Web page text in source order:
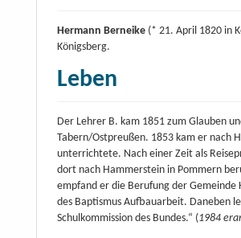
Hermann Berneike (* 21. April 1820 in
Königsberg.
Leben
Der Lehrer B. kam 1851 zum Glauben
Tabern/Ostpreußen. 1853 kam er nach
unterrichtete. Nach einer Zeit als
dort nach Hammerstein in Pommern
empfand er die Berufung der Gemeinde
des Baptismus Aufbauarbeit. Daneben
Schulkommission des Bundes.“ (1984